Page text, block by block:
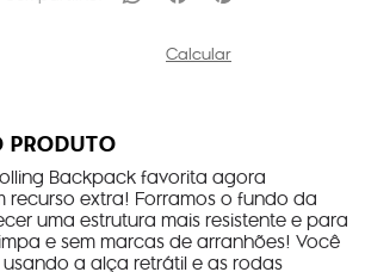
Calcular
PRODUTO
Backpack favorita agora
recurso extra! Forramos o fundo da
uma estrutura mais resistente e para
e sem marcas de arranhões! Você
a alça retrátil e as rodas